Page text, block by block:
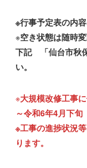
※行事予定表の内
※空き状態は随時
下記 「仙台市秋
い。
※大規模改修工事
～令和6年4月下旬
※工事の進捗状況
ります。